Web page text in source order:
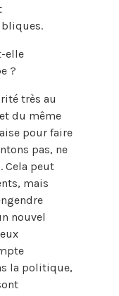
elle
?
très au
du même
pour faire
pas, ne
Cela peut
mais
nouvel
la politique,